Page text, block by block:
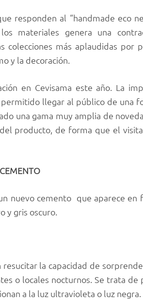
responden al “handmade eco
materiales genera una
colecciones más aplaudidas
y la decoración.
en Cevisama este año. La
llegar al público de una
una gama muy amplia de
producto, de forma que el
nuevo cemento que aparece en
y gris oscuro.
la capacidad de
o locales nocturnos. Se trata
a la luz ultravioleta o luz negra.